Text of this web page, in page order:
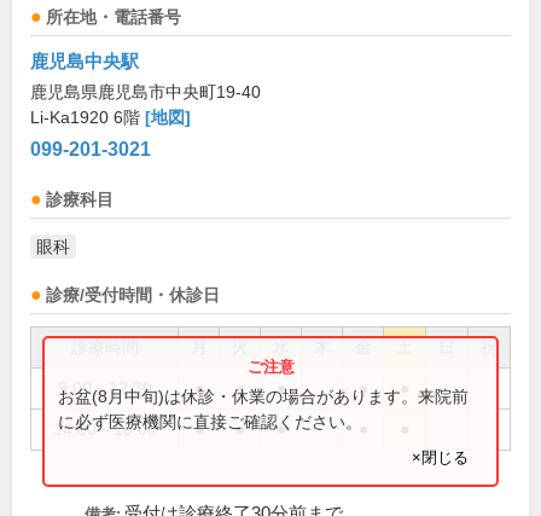
所在地・電話番号
鹿児島中央駅
鹿児島県鹿児島市中央町19-40
Li-Ka1920 6階 [地図]
099-201-3021
診療科目
眼科
診療/受付時間・休診日
祝
9:00～12:30 ● ● ● ●
14:00～18:00 ● ● ●
お盆(8月中旬)は休診・休業の場合があります。来院前
に必ず医療機関に直接ご確認ください。
×閉じる